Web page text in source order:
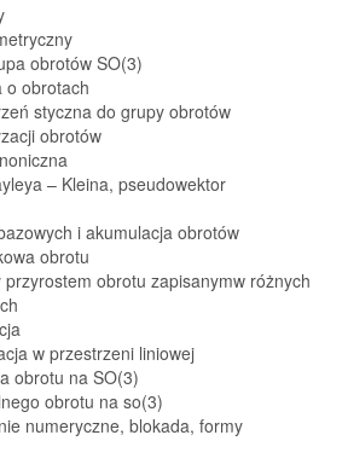
obrotów SO(3)
o obrotach
styczna do grupy obrotów
obrotów
– Kleina, pseudowektor
i akumulacja obrotów
obrotu
obrotu zapisanymw różnych
w przestrzeni liniowej
obrotu na SO(3)
obrotu na so(3)
numeryczne, blokada, formy